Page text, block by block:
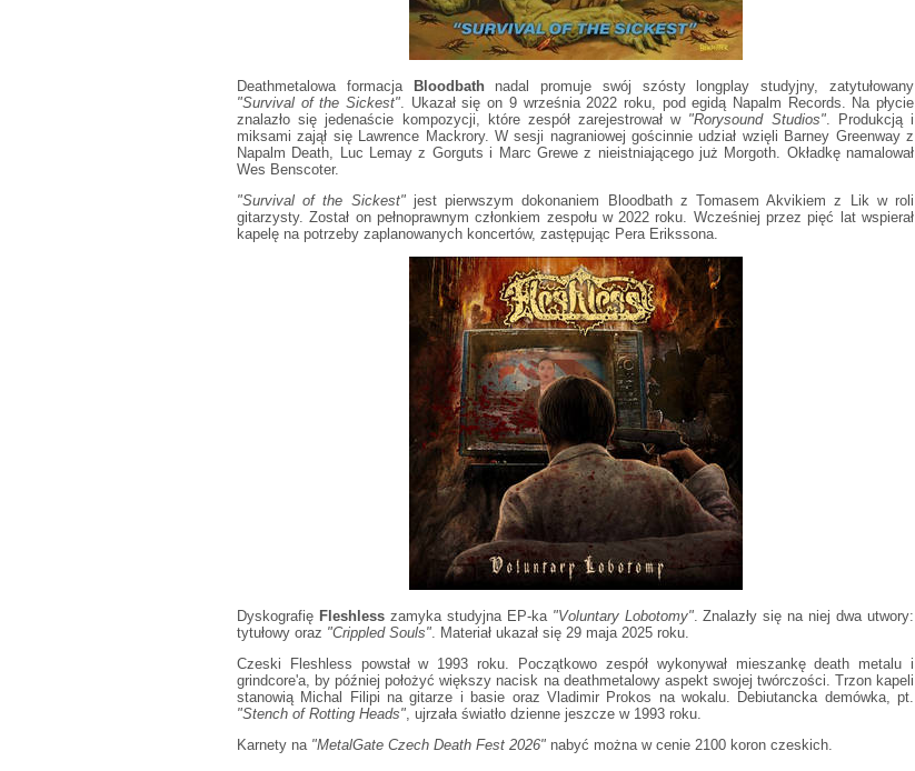
Deathmetalowa formacja Bloodbathnadal promuje swój szósty longplay studyjny, zatytułowany
"Survival of the Sickest" . Ukazał się on 9 września 2022 roku, pod egidą Napalm Records. Na płycie
znalazło się jedenaście kompozycji, które zespół zarejestrował w "Rorysound Studios". Produkcją i
miksami zajął się Lawrence Mackrory. W sesji nagraniowej gościnnie udział wzięli Barney Greenway z
Napalm Death, Luc Lemay z Gorguts i Marc Grewe z nieistniającego już Morgoth. Okładkę namalował
Wes Benscoter.
"Survival of the Sickest"jest pierwszym dokonaniem Bloodbath z Tomasem Akvikiem z Lik w roli
gitarzysty. Został on pełnoprawnym członkiem zespołu w 2022 roku. Wcześniej przez pięć lat wspierał
kapelę na potrzeby zaplanowanych koncertów, zastępując Pera Erikssona.
Dyskografię Fleshlesszamyka studyjna EP-ka"Voluntary Lobotomy". Znalazły się na niej dwa utwory:
tytułowy oraz "Crippled Souls" . Materiał ukazał się 29 maja 2025 roku.
Czeski Fleshless powstał w 1993 roku. Początkowo zespół wykonywał mieszankę death metalu i
grindcore'a, by później położyć większy nacisk na deathmetalowy aspekt swojej twórczości. Trzon kapeli
stanowią Michal Filipi na gitarze i basie oraz Vladimir Prokos na wokalu. Debiutancka demówka, pt.
"Stench of Rotting Heads" , ujrzała światło dzienne jeszcze w 1993 roku.
Karnety na "MetalGate Czech Death Fest 2026" nabyć można w cenie 2100 koron czeskich.